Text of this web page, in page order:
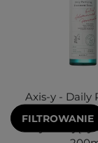
Axis-y - Daily
Treatment
Oczyszczający
FILTROWANIE